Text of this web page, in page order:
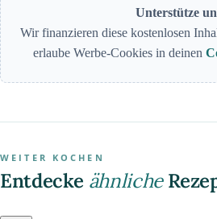
Unterstütze
Wir finanzieren diese kostenlosen
erlaube Werbe-Cookies in deinen
WEITER KOCHEN
Entdecke ähnliche